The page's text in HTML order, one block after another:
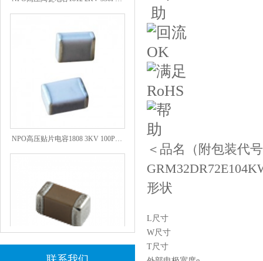
NPO高压贴片电容1808 3KV 100PF J
＜品名（附包装代
形状
L尺寸
W尺寸
T尺寸